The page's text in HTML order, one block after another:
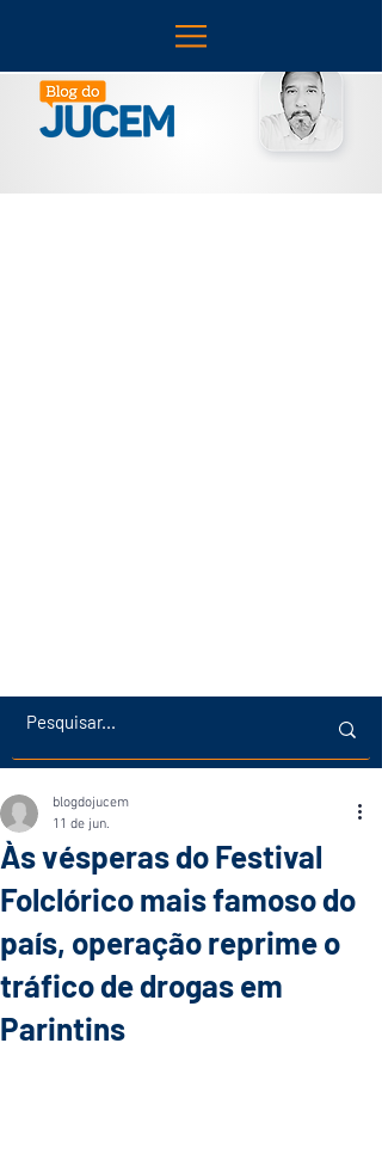
Às vésperas do Festival
Folclórico mais famoso do
país, operação reprime o
tráfico de drogas em
Parintins
blogdojucem
11 de jun.